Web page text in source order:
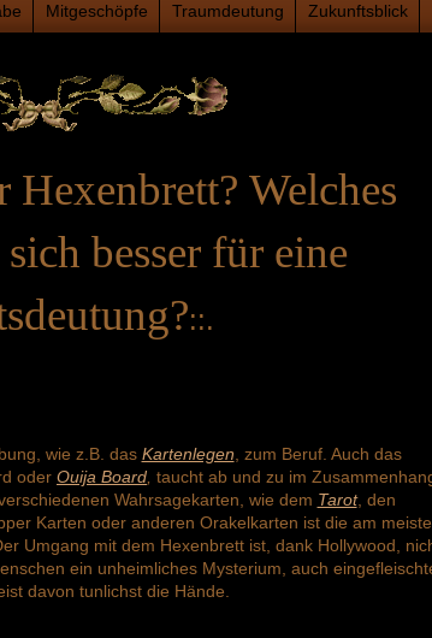
Mitgeschöpfe Traumdeutung Zukunftsblick
Hexenbrett? Welches
besser für eine
::.
wie z.B. das Kartenlegen , zum Beruf. Auch das
oder Ouija Board taucht ab und zu im
Wahrsagekarten, wie dem Tarot, den
Karten oder anderen Orakelkarten ist die am
Umgang mit dem Hexenbrett ist, dank Hollywood,
ein unheimliches Mysterium, auch
davon tunlichst die Hände.